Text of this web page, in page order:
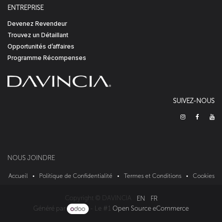
ENTREPRISE
Devenez Revendeur
Trouvez un Détaillant
Opportunités d’affaires
Programme Récompenses
SUIVEZ-NOUS
NOUS JOINDRE
Accueil • Politique de Confidentialité • Termes et Conditions • Cookies
Copyright © DAVINCIA EN
FR
Généré par
- Le #1Open Source eCommerce